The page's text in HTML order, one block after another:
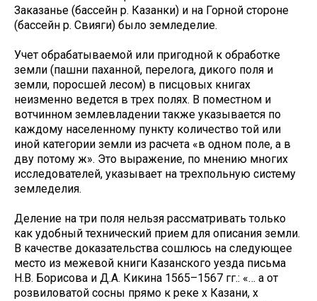
Заказанье (бассейн р. Казанки) и на Горной стороне
(бассейн р. Свияги) было земледелие.
Учет обрабатываемой или пригодной к обработке
земли (пашни паханной, перелога, дикого поля и
земли, поросшей лесом) в писцовых книгах
неизменно ведется в трех полях. В поместном и
вотчинном землевладении также указывается по
каждому населенному пункту количество той или
иной категории земли из расчета «в одном поле, а в
дву потому ж». Это выражение, по мнению многих
исследователей, указывает на трехпольную систему
земледелия.
Деление на три поля нельзя рассматривать только
как удобный технический прием для описания земли.
В качестве доказательства сошлюсь на следующее
место из межевой книги Казанского уезда письма
Н.В. Борисова и Д.А. Кикина 1565–1567 гг.: «… а от
розвиловатой сосны прямо к реке х Казани, х